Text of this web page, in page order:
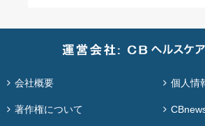
会社概要 個人情
著作権について